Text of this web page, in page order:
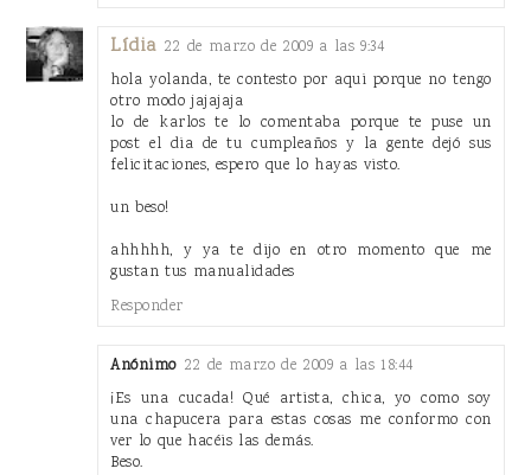
Lídia 22 de marzo de 2009 a las 9:34
hola yolanda, te contesto por aqui porque no tengo
otro modo jajajaja
lo de karlos te lo comentaba porque te puse un
post el dia de tu cumpleaños y la gente dejó sus
felicitaciones, espero que lo hayas visto.
un beso!
ahhhhh, y ya te dijo en otro momento que me
gustan tus manualidades
Responder
Anónimo 22 de marzo de 2009 a las 18:44
¡Es una cucada! Qué artista, chica, yo como soy
una chapucera para estas cosas me conformo con
ver lo que hacéis las demás.
Beso.